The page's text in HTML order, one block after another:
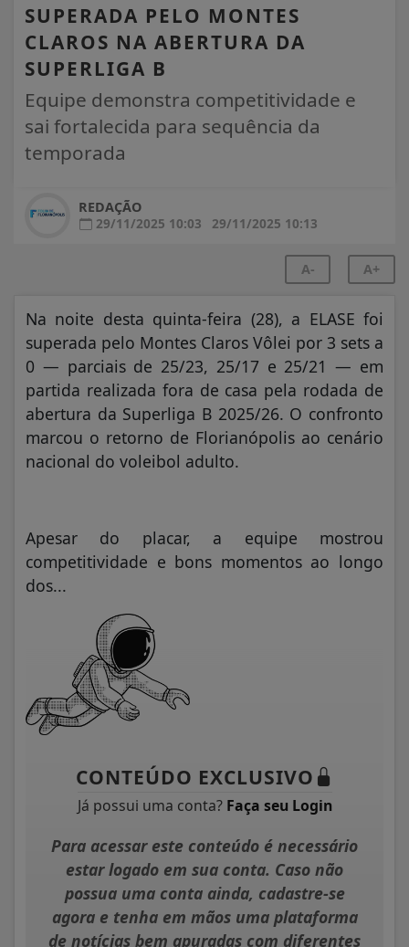
SUPERADA PELO MONTES
CLAROS NA ABERTURA DA
SUPERLIGA B
Equipe demonstra competitividade e
sai fortalecida para sequência da
temporada
REDAÇÃO
29/11/2025 10:03
29/11/2025 10:13
A- A+
Na noite desta quinta-feira (28), a ELASE foi
superada pelo Montes Claros Vôlei por 3 sets a
0 — parciais de 25/23, 25/17 e 25/21 — em
partida realizada fora de casa pela rodada de
abertura da Superliga B 2025/26. O confronto
marcou o retorno de Florianópolis ao cenário
nacional do voleibol adulto.
Apesar do placar, a equipe mostrou
competitividade e bons momentos ao longo
dos...
CONTEÚDO EXCLUSIVO
Já possui uma conta? Faça seu Login
Para acessar este conteúdo é necessário
estar logado em sua conta. Caso não
possua uma conta ainda, cadastre-se
agora e tenha em mãos uma plataforma
de notícias bem apuradas com diferentes